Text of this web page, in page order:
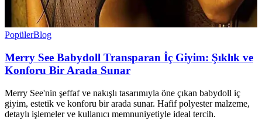
PopülerBlog
Merry See Babydoll Transparan İç Giyim: Şıklık ve
Konforu Bir Arada Sunar
Merry See'nin şeffaf ve nakışlı tasarımıyla öne çıkan babydoll iç
giyim, estetik ve konforu bir arada sunar. Hafif polyester malzeme,
detaylı işlemeler ve kullanıcı memnuniyetiyle ideal tercih.